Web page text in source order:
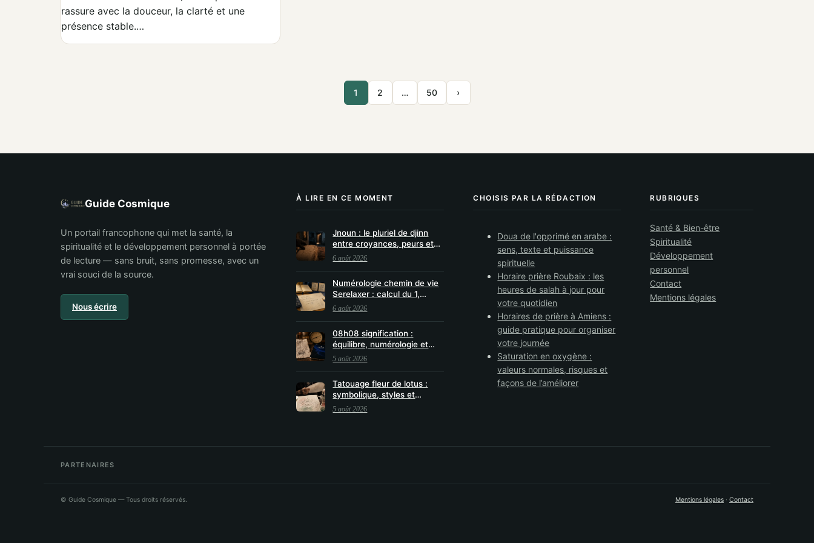
rassure avec la douceur, la clarté et une
présence stable.…
1 2 … 50 ›
Guide Cosmique
Un portail francophone qui met la santé, la
spiritualité et le développement personnel à portée
de lecture — sans bruit, sans promesse, avec un
vrai souci de la source.
Nous écrire
À LIRE EN CE MOMENT
Jnoun : le pluriel de djinn
entre croyances, peurs et
usages
6 août 2026
Numérologie chemin de vie
Serelaxer : calcul du 1,
nombres maîtres 11, 22, 33
6 août 2026
08h08 signification :
équilibre, numérologie et
amour
5 août 2026
Tatouage fleur de lotus :
symbolique, styles et
conseils pour un motif qui
5 août 2026
CHOISIS PAR LA RÉDACTION
Doua de l'opprimé en arabe :
sens, texte et puissance
spirituelle
Horaire prière Roubaix : les
heures de salah à jour pour
votre quotidien
Horaires de prière à Amiens :
guide pratique pour organiser
votre journée
Saturation en oxygène :
valeurs normales, risques et
façons de l’améliorer
RUBRIQUES
Santé & Bien-être
Spiritualité
Développement
personnel
Contact
Mentions légales
PARTENAIRES
© Guide Cosmique — Tous droits réservés. Mentions légales · Contact